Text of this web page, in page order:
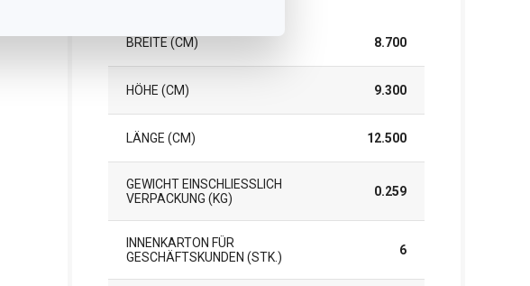
BREITE (CM) 8.700
HÖHE (CM) 9.300
LÄNGE (CM) 12.500
GEWICHT EINSCHLIESSLICH V
ERPACKUNG (KG)
0.259
INNENKARTON FÜR
GESCHÄFTSKUNDEN (STK.)
6